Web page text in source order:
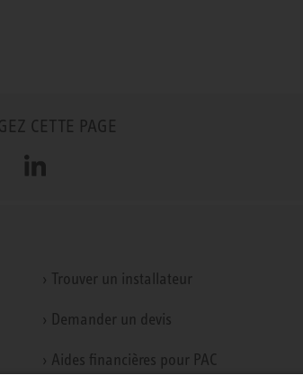
CETTE PAGE
LinkedIn
› Trouver un installateur
› Demander un devis
› Aides financières pour PAC